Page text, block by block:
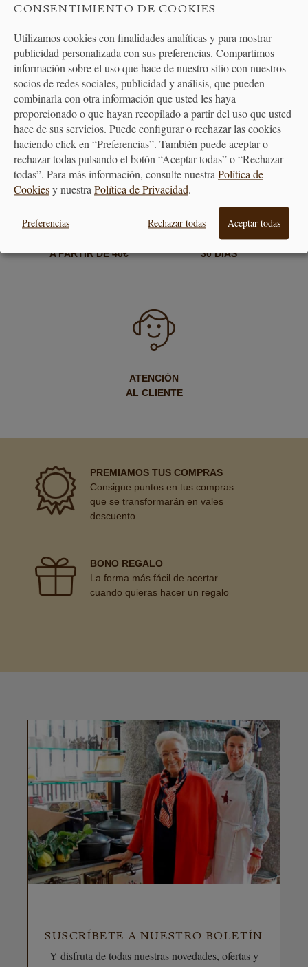
PAGO
SEGURO
ENTREGA
24/48H
A PARTIR DE 40€
DEVOLUCIONES
30 DÍAS
ATENCIÓN
AL CLIENTE
PREMIAMOS TUS COMPRAS
Consigue puntos en tus compras
que se transformarán en vales
descuento
BONO REGALO
La forma más fácil de acertar
cuando quieras hacer un regalo
SUSCRÍBETE A NUESTRO BOLETÍN
Y disfruta de todas nuestras novedades, ofertas y
CONSENTIMIENTO DE COOKIES
Utilizamos cookies con finalidades analíticas y para mostrar
publicidad personalizada con sus preferencias. Compartimos
información sobre el uso que hace de nuestro sitio con nuestros
socios de redes sociales, publicidad y análisis, que pueden
combinarla con otra información que usted les haya
proporcionado o que hayan recopilado a partir del uso que usted
hace de sus servicios. Puede configurar o rechazar las cookies
haciendo click en “Preferencias”. También puede aceptar o
rechazar todas pulsando el botón “Aceptar todas” o “Rechazar
todas”. Para más información, consulte nuestraPolítica de
Cookiesy nuestraPolítica de Privacidad.
Preferencias Rechazar todas Aceptar todas